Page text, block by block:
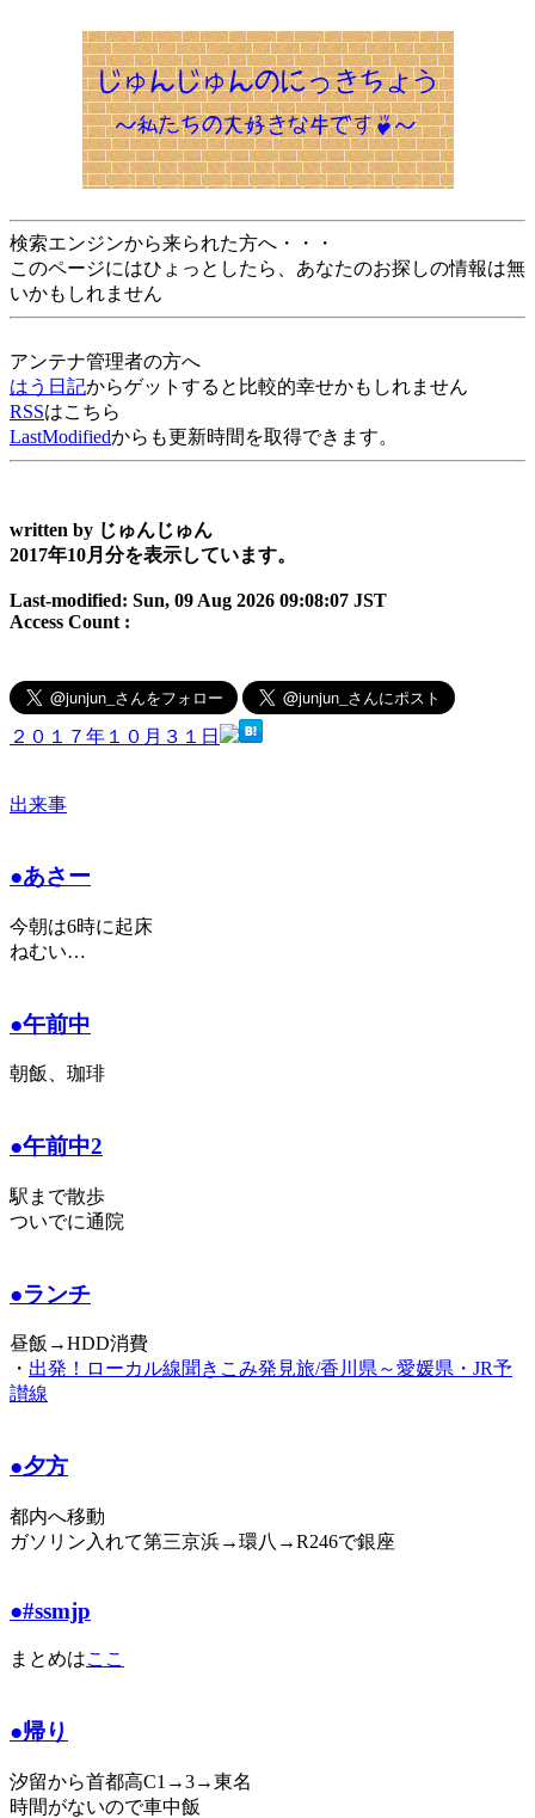
検索エンジンから来られた方へ・・・
このページにはひょっとしたら、あなたのお探しの情報は無
いかもしれません
アンテナ管理者の方へ
はう日記からゲットすると比較的幸せかもしれません
RSSはこちら
LastModifiedからも更新時間を取得できます。
written by じゅんじゅん
2017年10月分を表示しています。
Last-modified: Sun, 09 Aug 2026 09:08:07 JST
Access Count :
２０１７年１０月３１日
出来事
●あさー
今朝は6時に起床
ねむい…
●午前中
朝飯、珈琲
●午前中2
駅まで散歩
ついでに通院
●ランチ
昼飯→HDD消費
・ 出発！ローカル線聞きこみ発見旅/香川県～愛媛県・JR予
讃線
●夕方
都内へ移動
ガソリン入れて第三京浜→環八→R246で銀座
●#ssmjp
まとめはここ
●帰り
汐留から首都高C1→3→東名
時間がないので車中飯